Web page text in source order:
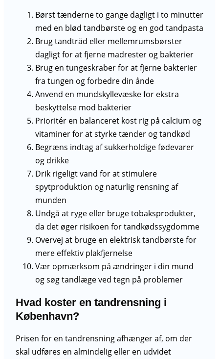
Børst tænderne to gange dagligt i to minutter
med en blød tandbørste og en god tandpasta
Brug tandtråd eller mellemrumsbørster
dagligt for at fjerne madrester og bakterier
Brug en tungeskraber for at fjerne bakterier
fra tungen og forbedre din ånde
Anvend en mundskyllevæske for ekstra
beskyttelse mod bakterier
Prioritér en balanceret kost rig på calcium og
vitaminer for at styrke tænder og tandkød
Begræns indtag af sukkerholdige fødevarer
og drikke
Drik rigeligt vand for at stimulere
spytproduktion og naturlig rensning af
munden
Undgå at ryge eller bruge tobaksprodukter,
da det øger risikoen for tandkødssygdomme
Overvej at bruge en elektrisk tandbørste for
mere effektiv plakfjernelse
Vær opmærksom på ændringer i din mund
og søg tandlæge ved tegn på problemer
Hvad koster en tandrensning i
København?
Prisen for en tandrensning afhænger af, om der
skal udføres en almindelig eller en udvidet